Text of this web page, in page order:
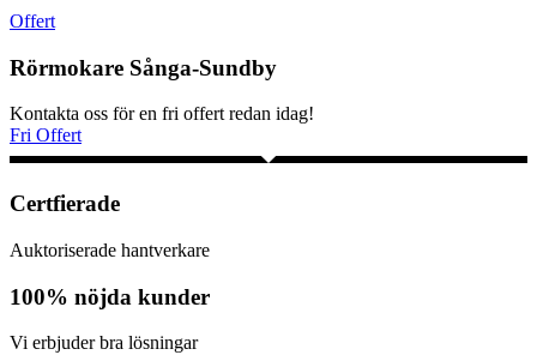
Offert
Rörmokare Sånga-Sundby
Kontakta oss för en fri offert redan idag!
Fri Offert
Certfierade
Auktoriserade hantverkare
100% nöjda kunder
Vi erbjuder bra lösningar